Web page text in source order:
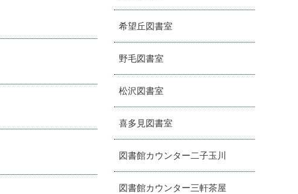
希望丘図書室
野毛図書室
松沢図書室
喜多見図書室
図書館カウンター二子玉川
図書館カウンター三軒茶屋